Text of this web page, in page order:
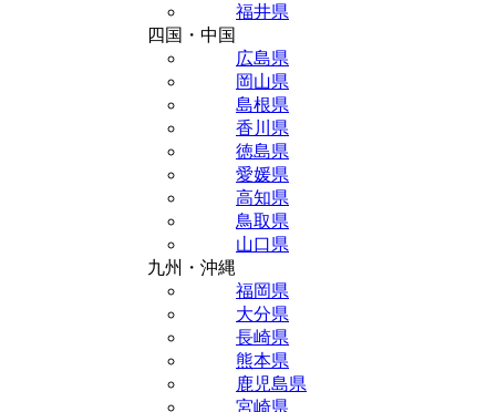
福井県
四国・中国
広島県
岡山県
島根県
香川県
徳島県
愛媛県
高知県
鳥取県
山口県
九州・沖縄
福岡県
大分県
長崎県
熊本県
鹿児島県
宮崎県